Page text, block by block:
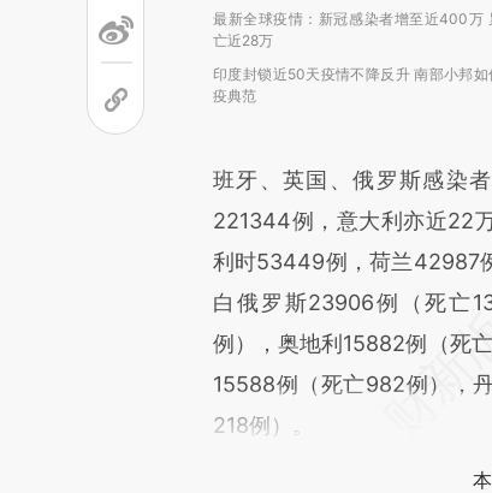
最新全球疫情：新冠感染者增至近400万
亡近28万
印度封锁近50天疫情不降反升 南部小邦如
疫典范
班牙、英国、俄罗斯感染
221344例，意大利亦近22
利时53449例，荷兰42987
白俄罗斯23906例（死亡
例），奥地利15882例（死
15588例（死亡982例），
218例）。